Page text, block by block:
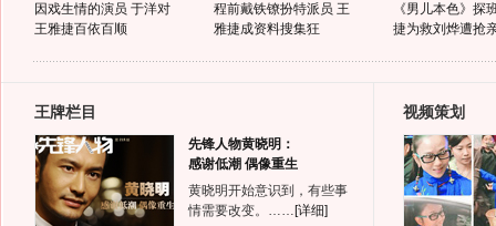
因戏生情的演员 于洋对
王雅捷百依百顺
程前戴铁镣扮特派员 王
雅捷成资料搜集狂
《男儿本色》探
捷为救刘烨遭抢
王牌栏目
先锋人物黄晓明：
感谢低潮 偶像重生
黄晓明开始意识到，有些事
情需要改变。…… [详细]
视频策划